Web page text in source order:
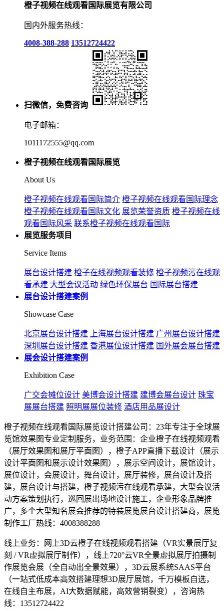
橙子视频在线观看国际展览有限公司
国内外服务热线：
4008-388-288 13512724422
扫微信，免费咨询
电子邮箱：
1011172555@qq.com
橙子视频在线观看国际展览
About Us
橙子视频在线观看国际简介 橙子视频在线观看国际理念
橙子视频在线观看国际文化 展览荣誉资质 橙子视频在线
观看国际风采 联系橙子视频在线观看国际
展览服务项目
Service Items
展台设计搭建 橙子在线视频观看装修 橙子视频污在线观
看承建 大型会议活动 绿色环保展台 国际展台搭建
展台设计搭建案例
Showcase Case
北京展台设计搭建 上海展台设计搭建 广州展台设计搭建
深圳展台设计搭建 香港展位设计搭建 国外展会展台搭建
展会设计搭建案例
Exhibition Case
广交会摊位设计 美博会设计搭建 建博会展台设计 珠宝
展展台搭建 照明展展位装修 酒店用品展设计
橙子视频在线观看国际展览设计搭建公司：23年专注于全球展
览馆效果图专业定制服务，业务范围：企业橙子在线视频观看
（展厅效果图和展厅平面图），橙子APP直播下载设计（展示
设计平面图和展示设计效果图），展示空间设计，展馆设计，
展位设计，会展设计，舞台设计，展厅装修，展台设计及搭
建，展台设计与搭建，橙子视频污在线观看承建，大型会议活
动方案策划执行，巡回展出场地设计施工，企业形象品牌推
广，多个大型知名展会推荐的特装展览展台设计搭建商，展览
制作工厂热线：4008388288
线上业务：网上3D云橙子在线视频观看搭建（VR实景展厅复
刻 / VR虚拟展厅制作），线上720°云VR全景虚拟展厅拍摄制
作展览会展（全自动出全景效果），3D云展系统SAAS平台
（一站式低成本高效搭建理想3D展厅展馆，千万模板自选，
在线自主布展，AI大数据赋能，高效营销裂变），咨询热
线：13512724422